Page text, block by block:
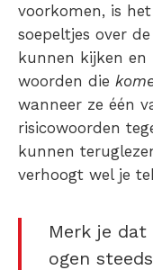
voorkomen, is
soepeltjes over
kunnen kijken en
woorden die
wanneer ze één
risicowoorden
kunnen
verhoogt wel je
Merk je dat
ogen